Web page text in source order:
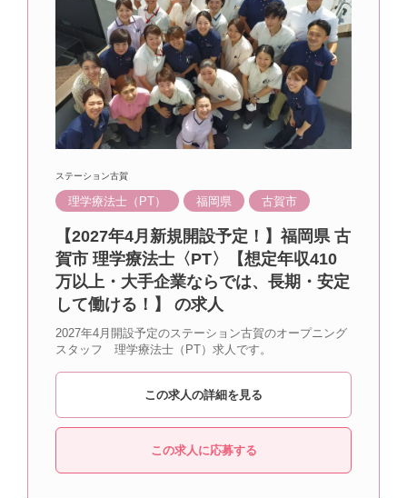
ステーション古賀
理学療法士（PT） 福岡県 古賀市
【2027年4月新規開設予定！】福岡県 古
賀市 理学療法士〈PT〉【想定年収410
万以上・大手企業ならでは、長期・安定
して働ける！】 の求人
2027年4月開設予定のステーション古賀のオープニング
スタッフ 理学療法士（PT）求人です。
この求人の詳細を見る
この求人に応募する